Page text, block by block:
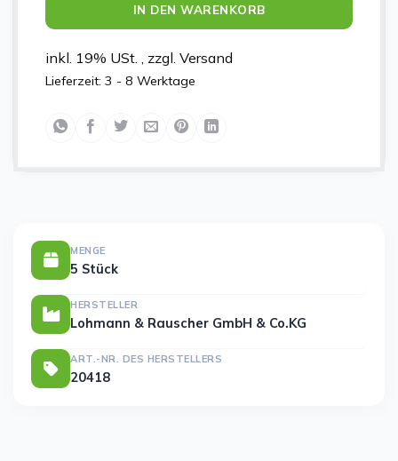
IN DEN WARENKORB
inkl. 19% USt. , zzgl. Versand
Lieferzeit: 3 - 8 Werktage
MENGE
5 Stück
HERSTELLER
Lohmann & Rauscher GmbH & Co.KG
ART.-NR. DES HERSTELLERS
20418